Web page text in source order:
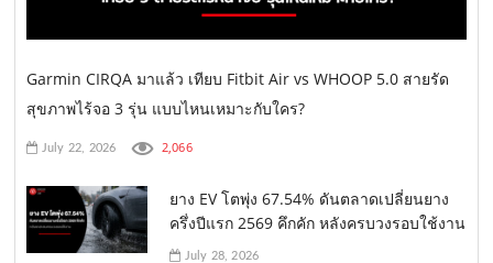
Garmin CIRQA มาแล้ว เทียบ Fitbit Air vs WHOOP 5.0 สายรัด
สุขภาพไร้จอ 3 รุ่น แบบไหนเหมาะกับใคร?
July 22, 2026 2,066
ยาง EV โตพุ่ง 67.54% ดันตลาดเปลี่ยนยาง
ครึ่งปีแรก 2569 คึกคัก หลังครบวงรอบใช้งาน
July 28, 2026